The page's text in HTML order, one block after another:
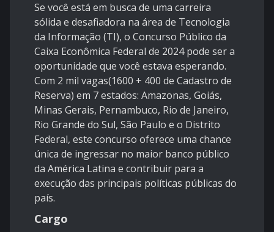
Se você está em busca de uma carreira
sólida e desafiadora na área de Tecnologia
da Informação (TI), o Concurso Público da
Caixa Econômica Federal de 2024 pode ser a
oportunidade que você estava esperando.
Com 2 mil vagas(1600 + 400 de Cadastro de
Reserva) em 7 estados: Amazonas, Goiás,
Minas Gerais, Pernambuco, Rio de Janeiro,
Rio Grande do Sul, São Paulo e o Distrito
Federal, este concurso oferece uma chance
única de ingressar no maior banco público
da América Latina e contribuir para a
execução das principais políticas públicas do
país.
Cargo